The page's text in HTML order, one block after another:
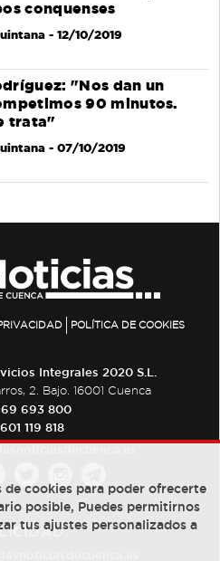
conquenses
- 12/10/2019
"Nos dan un
90 minutos.
trata"
- 07/10/2019
POLÍTICA DE COOKIES
Integrales 2020 S.L.
2. Bajo. 16001 Cuenca
693 800
601 119 818
cookies para poder ofrecerte
posible, Puedes permitirnos
tus ajustes personalizados a